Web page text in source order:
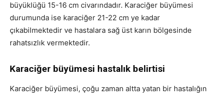
büyüklüğü 15-16 cm civarındadır. Karaciğer büyümesi
durumunda ise karaciğer 21-22 cm ye kadar
çıkabilmektedir ve hastalara sağ üst karın bölgesinde
rahatsızlık vermektedir.
Karaciğer büyümesi hastalık belirtisi
Karaciğer büyümesi, çoğu zaman altta yatan bir hastalığın